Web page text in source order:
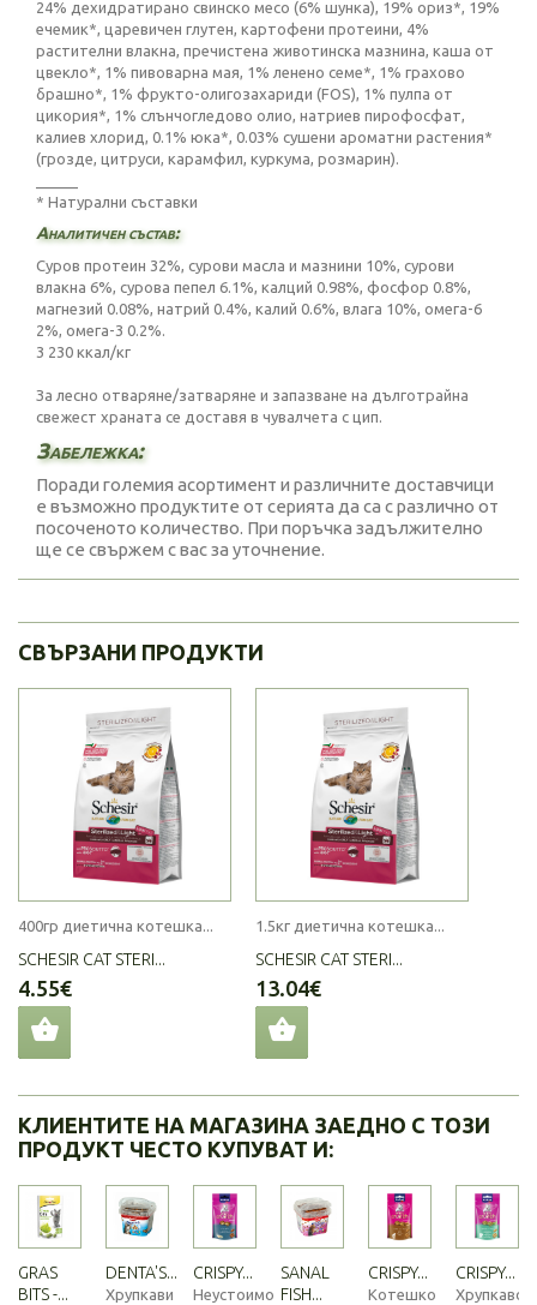
24% дехидратирано свинско месо (6% шунка), 19% ориз*, 19%
ечемик*, царевичен глутен, картофени протеини, 4%
растителни влакна, пречистена животинска мазнина, каша от
цвекло*, 1% пивоварна мая, 1% ленено семе*, 1% грахово
брашно*, 1% фрукто-олигозахариди (FOS), 1% пулпа от
цикория*, 1% слънчогледово олио, натриев пирофосфат,
калиев хлорид, 0.1% юка*, 0.03% сушени ароматни растения*
(грозде, цитруси, карамфил, куркума, розмарин).
* Натурални съставки
Аналитичен състав:
Суров протеин 32%, сурови масла и мазнини 10%, сурови
влакна 6%, сурова пепел 6.1%, калций 0.98%, фосфор 0.8%,
магнезий 0.08%, натрий 0.4%, калий 0.6%, влага 10%, омега-6
2%, омега-3 0.2%.
3 230 ккал/кг
За лесно отваряне/затваряне и запазване на дълготрайна
свежест храната се доставя в чувалчета с цип.
Забележка:
Поради големия асортимент и различните доставчици
е възможно продуктите от серията да са с различно от
посоченото количество. При поръчка задължително
ще се свържем с вас за уточнение.
СВЪРЗАНИ ПРОДУКТИ
400гр диетична котешка...
SCHESIR CAT STERI...
4.55€
1.5кг диетична котешка...
SCHESIR CAT STERI...
13.04€
КЛИЕНТИТЕ НА МАГАЗИНА ЗАЕДНО С ТОЗИ
ПРОДУКТ ЧЕСТО КУПУВАТ И:
GRAS
BITS -...
DENTA'S...
Хрупкави
CRISPY...
Неустоимо
SANAL
FISH...
CRISPY...
Котешко
CRISPY...
Хрупкаво